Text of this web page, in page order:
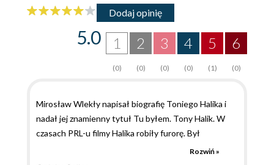
Dodaj opinię
6
(0)
5
(1)
4
(0)
3
(0)
2
(0)
1
(0)
5.0
Mirosław Wlekły napisał biografię Toniego Halika i
nadał jej znamienny tytuł Tu byłem. Tony Halik. W
czasach PRL-u filmy Halika robiły furorę. Był
niekwestionowaną gwiazdą TV, bo cała Polska
Rozwiń »